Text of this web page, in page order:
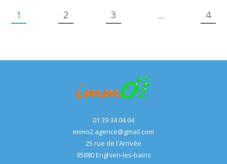
1 2 3 ... 4
01 39 34 04 04
immo2.agence@gmail.com
25 rue de l'Arrivée
95880 enghien-les-bains